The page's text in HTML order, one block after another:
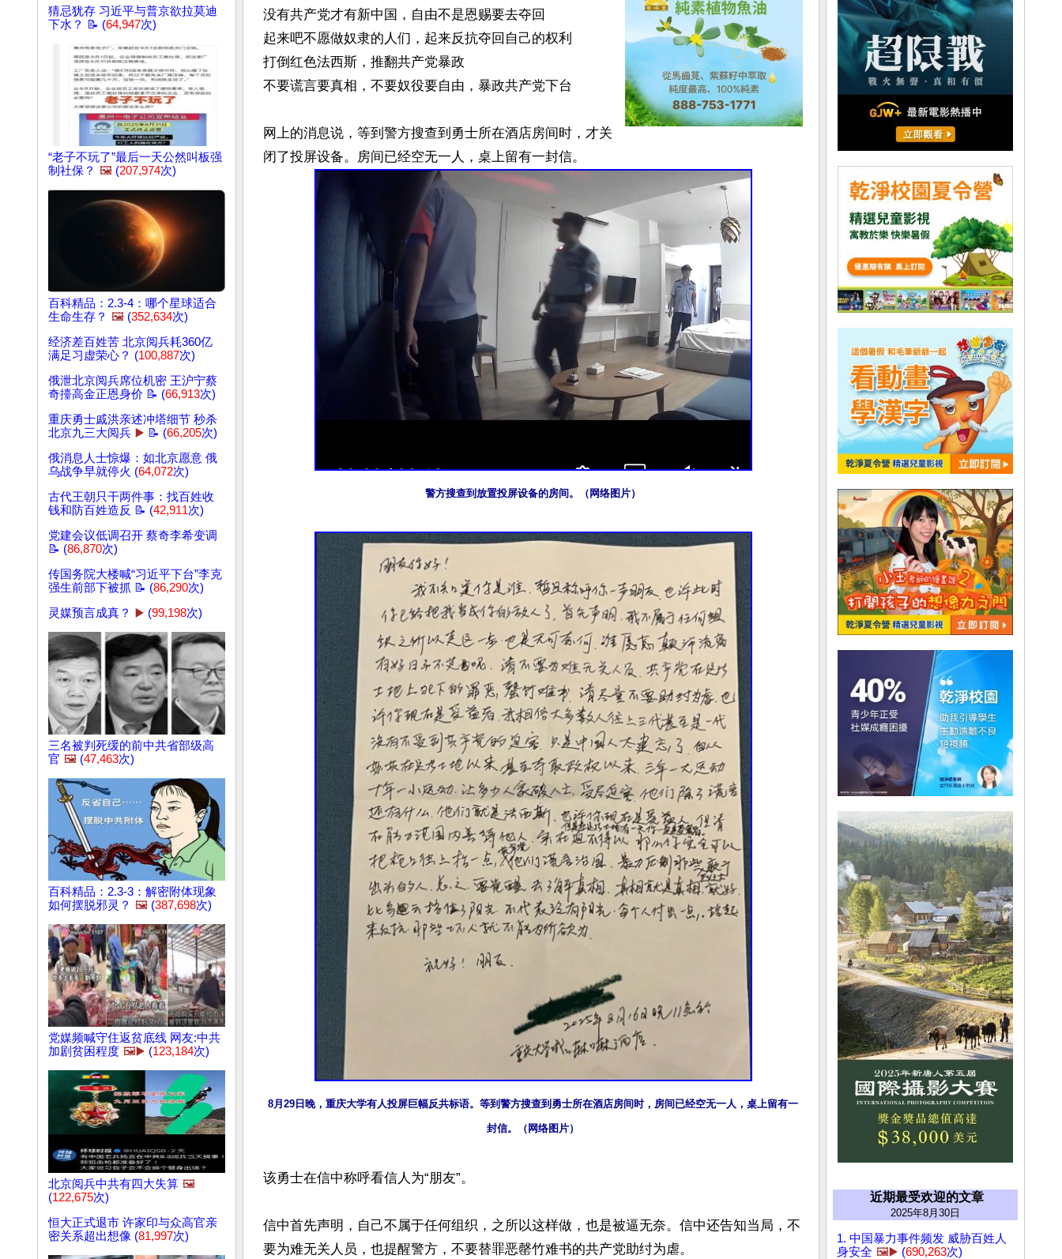
猜忌犹存 习近平与普京欲拉莫迪
下水？ 📝 (64,947次)
“老子不玩了”最后一天公然叫板强
制社保？ 🖼️ (207,974次)
百科精品：2.3-4：哪个星球适合
生命生存？ 🖼️ (352,634次)
经济差百姓苦 北京阅兵耗360亿
满足习虚荣心？ (100,887次)
俄泄北京阅兵席位机密 王沪宁蔡
奇擡高金正恩身价 📝 (66,913次)
重庆勇士戚洪亲述冲塔细节 秒杀
北京九三大阅兵 ▶️ 📝 (66,205次)
俄消息人士惊爆：如北京愿意 俄
乌战争早就停火 (64,072次)
古代王朝只干两件事：找百姓收
钱和防百姓造反 📝 (42,911次)
党建会议低调召开 蔡奇李希变调
📝 (86,870次)
传国务院大楼喊“习近平下台”李克
强生前部下被抓 📝 (86,290次)
灵媒预言成真？
▶️ (99,198次)
三名被判死缓的前中共省部级高
官 🖼️ (47,463次)
百科精品：2.3-3：解密附体现象
如何摆脱邪灵？ 🖼️ (387,698次)
党媒频喊守住返贫底线 网友:中共
加剧贫困程度 🖼️▶️ (123,184次)
北京阅兵中共有四大失算 🖼️
(122,675次)
恒大正式退市 许家印与众高官亲
密关系超出想像 (81,997次)
没有共产党才有新中国，自由不是恩赐要去夺回
起来吧不愿做奴隶的人们，起来反抗夺回自己的权利
打倒红色法西斯，推翻共产党暴政
不要谎言要真相，不要奴役要自由，暴政共产党下台
网上的消息说，等到警方搜查到勇士所在酒店房间时，才关
警方搜查到放置投屏设备的房间。（网络图片）
8月29日晚，重庆大学有人投屏巨幅反共标语。等到警方搜查到勇士所在酒店房间时，房间已经空无一人，桌上留有一
封信。（网络图片）
该勇士在信中称呼看信人为“朋友”。
信中首先声明，自己不属于任何组织，之所以这样做，也是被逼无奈。信中还告知当局，不
要为难无关人员，也提醒警方，不要替罪恶罄竹难书的共产党助纣为虐。
近期最受欢迎的文章
2025年8月30日
1. 中国暴力事件频发 威胁百姓人
身安全 🖼️▶️ (690,263次)